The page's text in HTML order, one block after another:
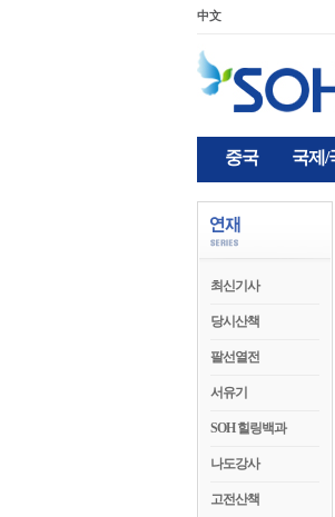
中文
중국 국제/
최신기사
당시산책
팔선열전
서유기
SOH 힐링백과
나도강사
고전산책